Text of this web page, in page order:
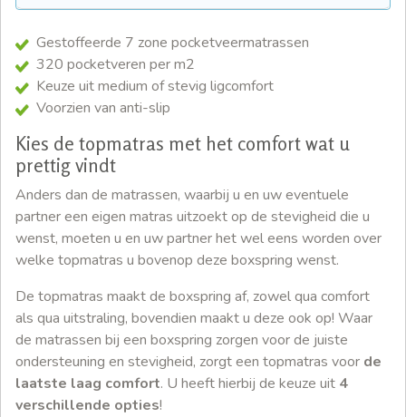
Gestoffeerde 7 zone pocketveermatrassen
320 pocketveren per m2
Keuze uit medium of stevig ligcomfort
Voorzien van anti-slip
Kies de topmatras met het comfort wat u
prettig vindt
Anders dan de matrassen, waarbij u en uw eventuele
partner een eigen matras uitzoekt op de stevigheid die u
wenst, moeten u en uw partner het wel eens worden over
welke topmatras u bovenop deze boxspring wenst.
De topmatras maakt de boxspring af, zowel qua comfort
als qua uitstraling, bovendien maakt u deze ook op! Waar
de matrassen bij een boxspring zorgen voor de juiste
ondersteuning en stevigheid, zorgt een topmatras voor de
laatste laag comfort. U heeft hierbij de keuze uit 4
verschillende opties!